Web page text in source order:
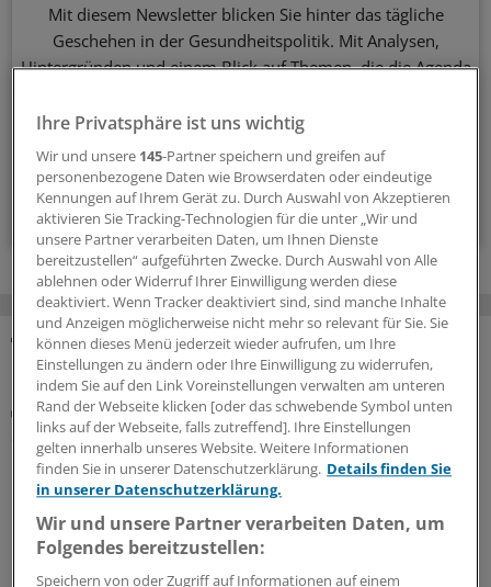
Mit diesem Newsletter blicken Sie hinter das tägliche
Geschehen in der Gesundheitspolitik. Mit Analysen,
Hintergründen und einem Blick auf Themen, die die Agenda
14-tägig, donnerstags
Zum Abonnieren bitte anmelden
MEHR ZUM THEMA
Plaques bewerten
Screening mittels Koronar-CT: Was das bringen
könnte
Moderne CT-Geräte können Koronargefäße sichtbar
machen. Sie können aber auch atherosklerotischen
Gefäßschäden tief in die Plaque-Seele blicken. Hat die
Koronar-CT eine große Screening-Zukunft?
Ihre Privatsphäre ist uns wichtig
Wir und unsere 145-Partner speichern und greifen auf
personenbezogene Daten wie Browserdaten oder eindeutige
Kennungen auf Ihrem Gerät zu. Durch Auswahl von Akzeptieren
aktivieren Sie Tracking-Technologien für die unter „Wir und
unsere Partner verarbeiten Daten, um Ihnen Dienste
bereitzustellen“ aufgeführten Zwecke. Durch Auswahl von Alle
ablehnen oder Widerruf Ihrer Einwilligung werden diese
deaktiviert. Wenn Tracker deaktiviert sind, sind manche Inhalte
und Anzeigen möglicherweise nicht mehr so relevant für Sie. Sie
können dieses Menü jederzeit wieder aufrufen, um Ihre
Einstellungen zu ändern oder Ihre Einwilligung zu widerrufen,
indem Sie auf den Link Voreinstellungen verwalten am unteren
Rand der Webseite klicken [oder das schwebende Symbol unten
links auf der Webseite, falls zutreffend]. Ihre Einstellungen
gelten innerhalb unseres Website. Weitere Informationen
finden Sie in unserer Datenschutzerklärung. Details finden Sie
in unserer Datenschutzerklärung.
Wir und unsere Partner verarbeiten Daten, um
Folgendes bereitzustellen:
Speichern von oder Zugriff auf Informationen auf einem